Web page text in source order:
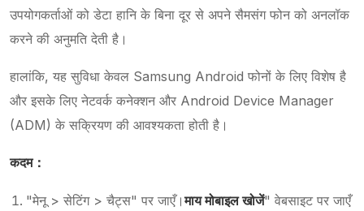
उपयोगकर्ताओं को डेटा हानि के बिना दूर से अपने सैमसंग फोन को अनलॉक
करने की अनुमति देती है।
हालांकि, यह सुविधा केवल Samsung Android फोनों के लिए विशेष है
और इसके लिए नेटवर्क कनेक्शन और Android Device Manager
(ADM) के सक्रियण की आवश्यकता होती है।
कदम：
"मेनू > सेटिंग > चैट्स" पर जाएँ।माय मोबाइल खोजें" वेबसाइट पर जाएँ